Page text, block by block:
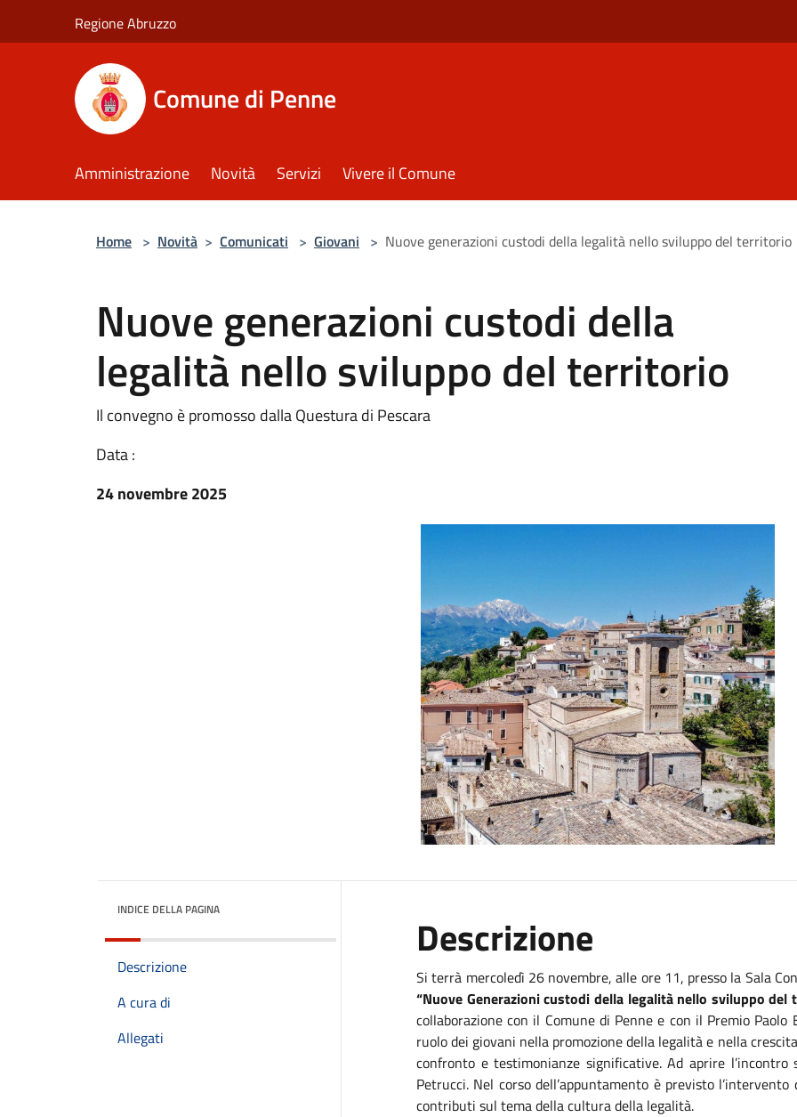
Regione Abruzzo
Comune di Penne
Amministrazione Novità Servizi Vivere il Comune
Home > Novità > Comunicati > Giovani > Nuove generazioni custodi della legalità nello sviluppo del territorio
Nuove generazioni custodi della
legalità nello sviluppo del territorio
Il convegno è promosso dalla Questura di Pescara
Data :
24 novembre 2025
INDICE DELLA PAGINA
Descrizione
A cura di
Allegati
Descrizione
Si terrà mercoledì 26 novembre, alle ore 11, presso la Sala
“Nuove Generazioni custodi della legalità nello sviluppo del
collaborazione con il Comune di Penne e con il Premio
ruolo dei giovani nella promozione della legalità e nella
confronto e testimonianze significative. Ad aprire
Petrucci. Nel corso dell’appuntamento è previsto
contributi sul tema della cultura della legalità.